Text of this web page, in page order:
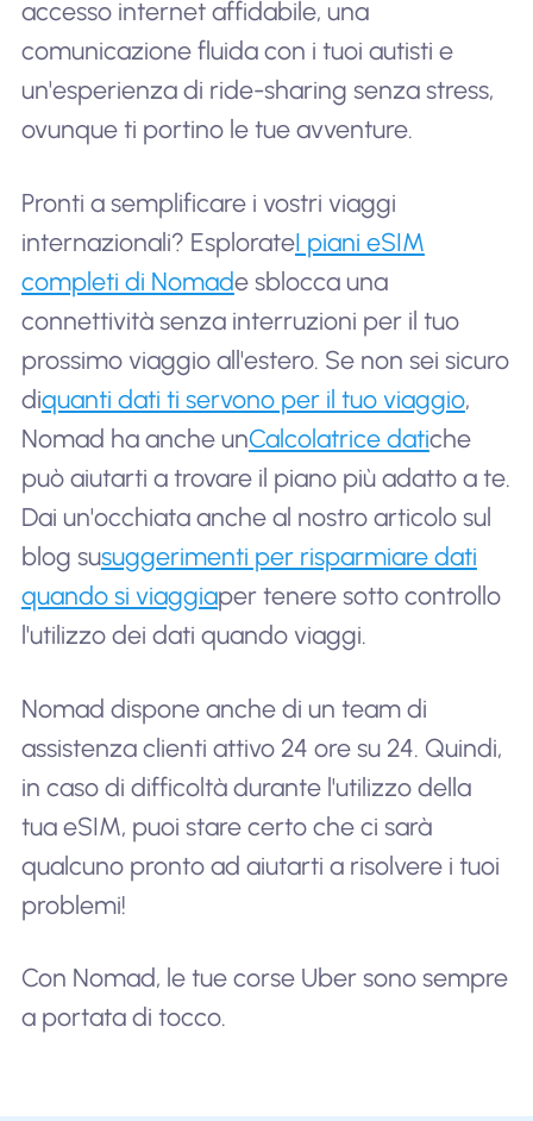
accesso internet affidabile, una
comunicazione fluida con i tuoi autisti e
un'esperienza di ride-sharing senza stress,
ovunque ti portino le tue avventure.
Pronti a semplificare i vostri viaggi
internazionali? EsplorateI piani eSIM
completi di Nomade sblocca una
connettività senza interruzioni per il tuo
prossimo viaggio all'estero. Se non sei sicuro
diquanti dati ti servono per il tuo viaggio,
Nomad ha anche unCalcolatrice datiche
può aiutarti a trovare il piano più adatto a te.
Dai un'occhiata anche al nostro articolo sul
blog susuggerimenti per risparmiare dati
quando si viaggiaper tenere sotto controllo
l'utilizzo dei dati quando viaggi.
Nomad dispone anche di un team di
assistenza clienti attivo 24 ore su 24. Quindi,
in caso di difficoltà durante l'utilizzo della
tua eSIM, puoi stare certo che ci sarà
qualcuno pronto ad aiutarti a risolvere i tuoi
problemi!
Con Nomad, le tue corse Uber sono sempre
a portata di tocco.